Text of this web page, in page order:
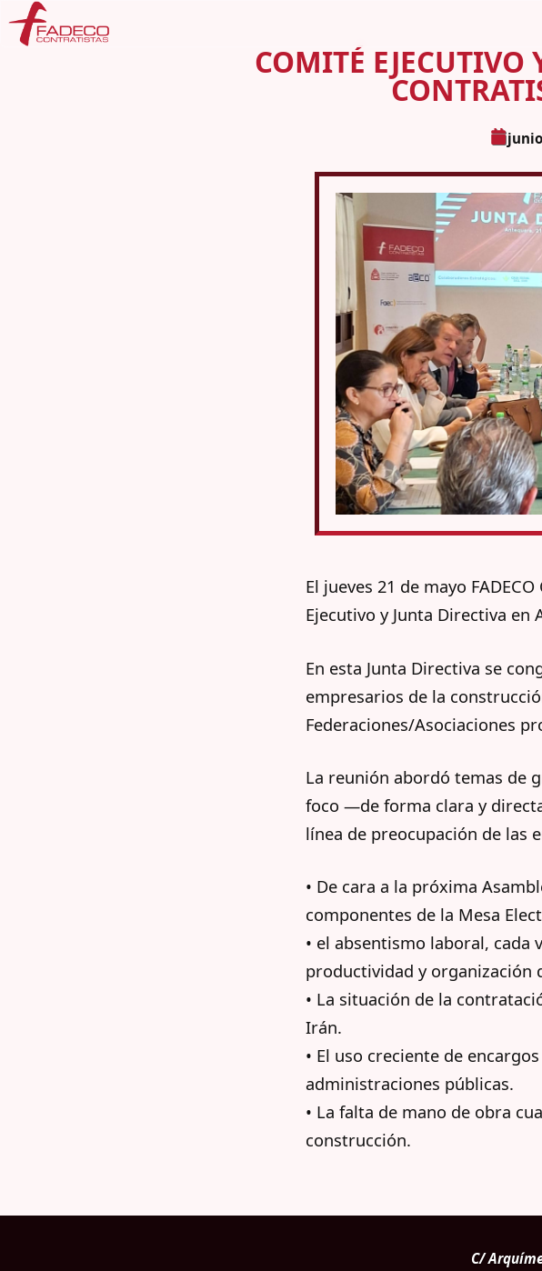
COMITÉ EJECUTIVO
El jueves 21 de mayo
Ejecutivo y Junta Directiva en
En esta Junta Directiva se
empresarios de la
Federaciones/Asociaciones
La reunión abordó temas de
foco —de forma clara y
línea de preocupación de las
• De cara a la próxima
componentes de la Mesa
• el absentismo laboral, cada
productividad y organización
• La situación de la
Irán.
• El uso creciente de
administraciones públicas.
• La falta de mano de obra
construcción.
C/